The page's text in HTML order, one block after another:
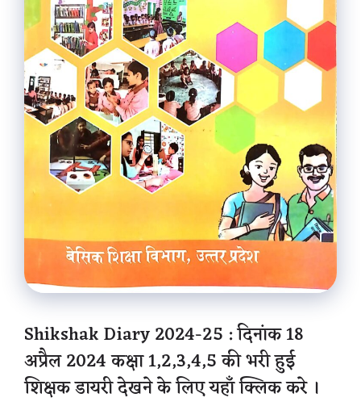
Shikshak Diary 2024-25 : दिनांक 18
अप्रैल 2024 कक्षा 1,2,3,4,5 की भरी हुई
शिक्षक डायरी देखने के लिए यहाँ क्लिक करे ।